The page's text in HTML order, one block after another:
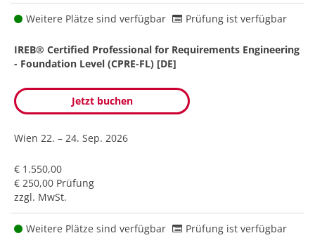
Weitere Plätze sind verfügbar Prüfung ist verfügbar
IREB® Certified Professional for Requirements Engineering
- Foundation Level (CPRE-FL) [DE]
Jetzt buchen
Wien 22. – 24. Sep. 2026
€ 1.550,00
€ 250,00 Prüfung
zzgl. MwSt.
Weitere Plätze sind verfügbar Prüfung ist verfügbar